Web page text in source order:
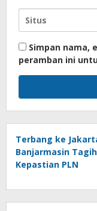
Simpan nama,
peramban ini
Terbang ke
Banjarmasin
Kepastian PLN